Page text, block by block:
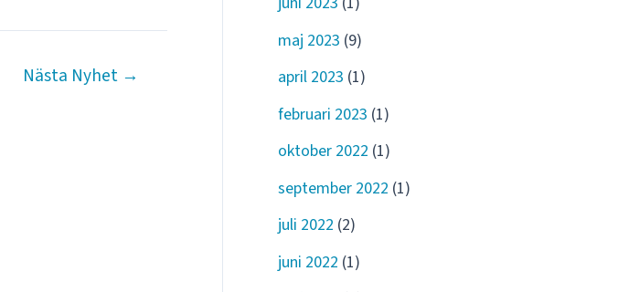
Nästa Nyhet →
maj 2023 (9)
april 2023 (1)
februari 2023 (1)
oktober 2022 (1)
september 2022 (1)
juli 2022 (2)
juni 2022 (1)